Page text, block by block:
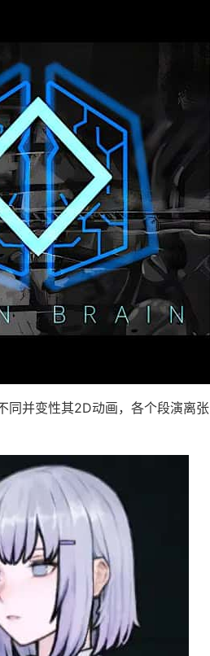
同并变性其2D动画，各个段演离张